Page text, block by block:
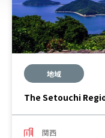
地域
The Setouchi
関西